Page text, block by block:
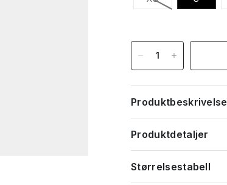
Produktbeskrivelse
Produktdetaljer
Størrelsestabell